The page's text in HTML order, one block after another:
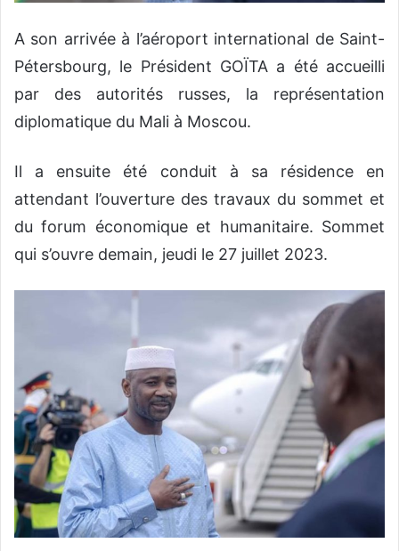
A son arrivée à l’aéroport international de Saint-
Pétersbourg, le Président GOÏTA a été accueilli
par des autorités russes, la représentation
diplomatique du Mali à Moscou.
Il a ensuite été conduit à sa résidence en
attendant l’ouverture des travaux du sommet et
du forum économique et humanitaire. Sommet
qui s’ouvre demain, jeudi le 27 juillet 2023.